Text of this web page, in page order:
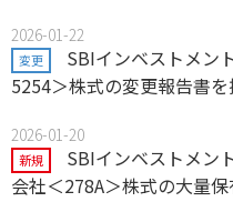
2026-01-22
変更
SBIインベストメン
5254＞株式の変更報告書を
2026-01-20
新規
SBIインベストメ
会社＜278A＞株式の大量